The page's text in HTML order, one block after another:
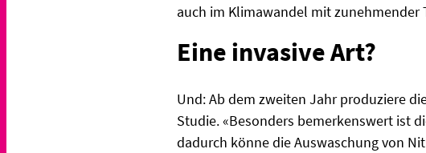
auch im Klimawandel mit zunehmender
Eine invasive Art?
Und: Ab dem zweiten Jahr produziere
Studie. «Besonders bemerkenswert ist
dadurch könne die Auswaschung von